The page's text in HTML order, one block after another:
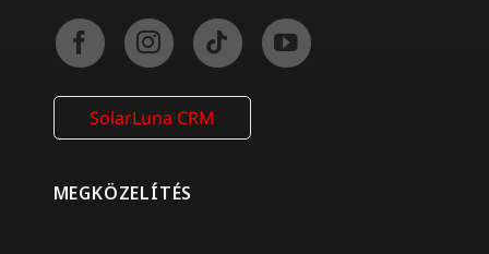
SolarLuna CRM
MEGKÖZELÍTÉS